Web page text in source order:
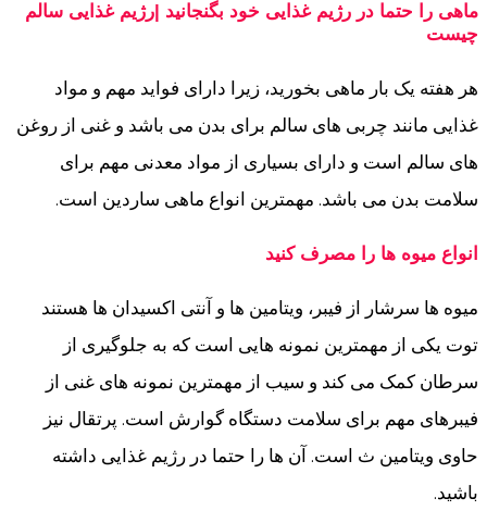
ماهی را حتما در رژیم غذایی خود بگنجانید |رژیم غذایی سالم
چیست
هر هفته یک بار ماهی بخورید، زیرا دارای فواید مهم و مواد
غذایی مانند چربی های سالم برای بدن می باشد و غنی از روغن
های سالم است و دارای بسیاری از مواد معدنی مهم برای
سلامت بدن می باشد. مهمترین انواع ماهی ساردین است.
انواع میوه ها را مصرف کنید
میوه ها سرشار از فیبر، ویتامین ها و آنتی اکسیدان ها هستند
توت یکی از مهمترین نمونه هایی است که به جلوگیری از
سرطان کمک می کند و سیب از مهمترین نمونه های غنی از
فیبرهای مهم برای سلامت دستگاه گوارش است. پرتقال نیز
حاوی ویتامین ث است. آن ها را حتما در رژیم غذایی داشته
باشید.